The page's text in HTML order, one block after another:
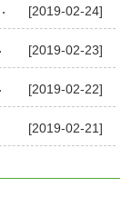
[2019-02-24]
[2019-02-23]
[2019-02-22]
[2019-02-21]